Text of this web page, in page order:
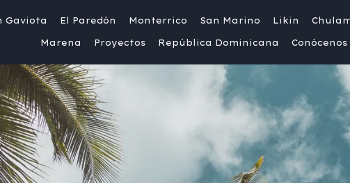
Gaviota El Paredón Monterrico San Marino Likin
Marena Proyectos República Dominicana Conócenos